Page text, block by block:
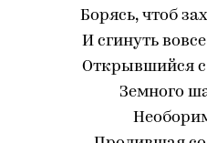
Борясь, чтоб
И сгинуть
Открывшийся с
Земного